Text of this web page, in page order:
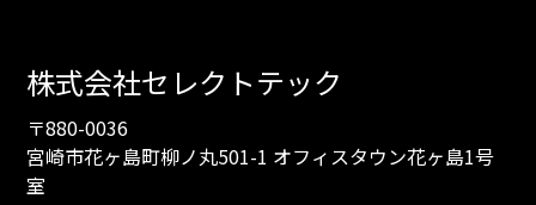
株式会社セレクトテック
〒880-0036
宮崎市花ヶ島町柳ノ丸501-1 オフィスタウン花ヶ島1号
室